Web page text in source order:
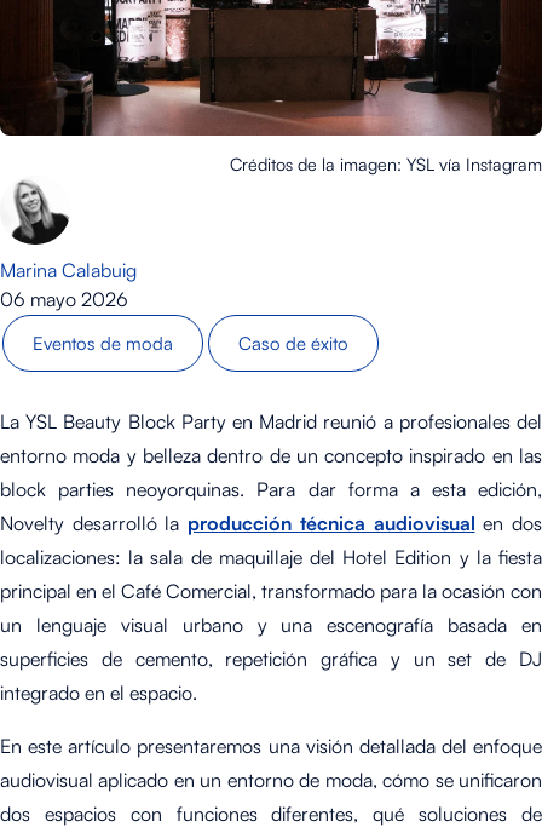
Créditos de la imagen: YSL vía Instagram
Marina Calabuig
06 mayo 2026
Eventos de moda Caso de éxito
La YSL Beauty Block Party en Madrid reunió a profesionales del
entorno moda y belleza dentro de un concepto inspirado en las
block parties neoyorquinas. Para dar forma a esta edición,
Novelty desarrolló la producción técnica audiovisual en dos
localizaciones: la sala de maquillaje del Hotel Edition y la fiesta
principal en el Café Comercial, transformado para la ocasión con
un lenguaje visual urbano y una escenografía basada en
superficies de cemento, repetición gráfica y un set de DJ
integrado en el espacio.
En este artículo presentaremos una visión detallada del enfoque
audiovisual aplicado en un entorno de moda, cómo se unificaron
dos espacios con funciones diferentes, qué soluciones de